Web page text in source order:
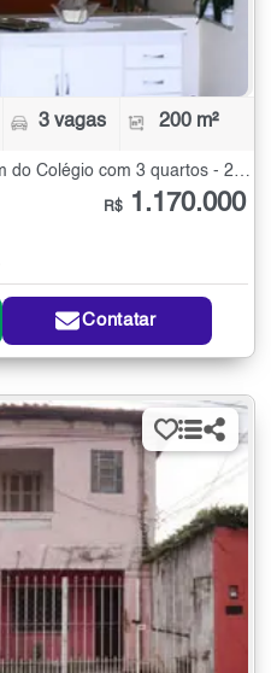
3 vagas 200 m²
Casa Térrea à Venda no Jardim do Colégio com 3 quartos - 200 m²
R$ 1.170.000
Contatar